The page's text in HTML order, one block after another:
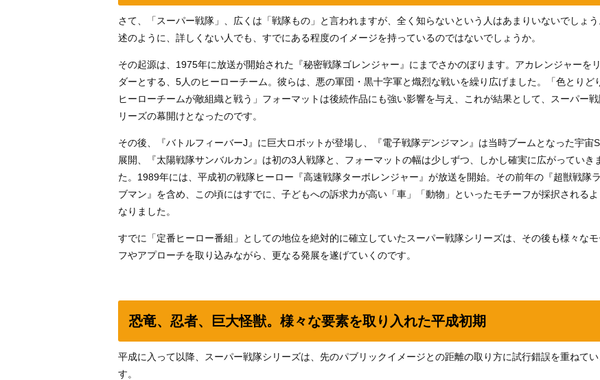
さて、「スーパー戦隊」、広くは「戦隊もの」と言われますが、全く知らないという人はあまりいないでしょ
述のように、詳しくない人でも、すでにある程度のイメージを持っているのではないでしょうか。
その起源は、1975年に放送が開始された『秘密戦隊ゴレンジャー』にまでさかのぼります。アカレンジャーを
ダーとする、5人のヒーローチーム。彼らは、悪の軍団・黒十字軍と熾烈な戦いを繰り広げました。「色とりど
ヒーローチームが敵組織と戦う」フォーマットは後続作品にも強い影響を与え、これが結果として、スーパー
リーズの幕開けとなったのです。
その後、『バトルフィーバーJ』に巨大ロボットが登場し、『電子戦隊デンジマン』は当時ブームとなった宇宙
展開、『太陽戦隊サンバルカン』は初の3人戦隊と、フォーマットの幅は少しずつ、しかし確実に広がっていき
た。1989年には、平成初の戦隊ヒーロー『高速戦隊ターボレンジャー』が放送を開始。その前年の『超獣戦隊
ブマン』を含め、この頃にはすでに、子どもへの訴求力が高い「車」「動物」といったモチーフが採択されるよ
なりました。
すでに「定番ヒーロー番組」としての地位を絶対的に確立していたスーパー戦隊シリーズは、その後も様々なモ
フやアプローチを取り込みながら、更なる発展を遂げていくのです。
恐竜、忍者、巨大怪獣。様々な要素を取り入れた平成初期
平成に入って以降、スーパー戦隊シリーズは、先のパブリックイメージとの距離の取り方に試行錯誤を重ねてい
す。